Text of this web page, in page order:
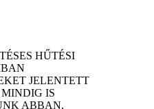
HŰTÉSI
JELENTETT
IS
ABBAN,